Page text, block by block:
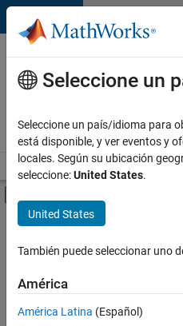
Saltar al contenido
Ofertas
de
empleo
MathWorks
Visión general Búsqueda de
Contenido principal
FILTRADO POR
Industry Marketing
Seleccione un
Seleccione un país/idioma para
está disponible, y ver eventos y
locales. Según su ubicación
seleccione:United States.
United States
También puede seleccionar uno
América
América Latina (Español)